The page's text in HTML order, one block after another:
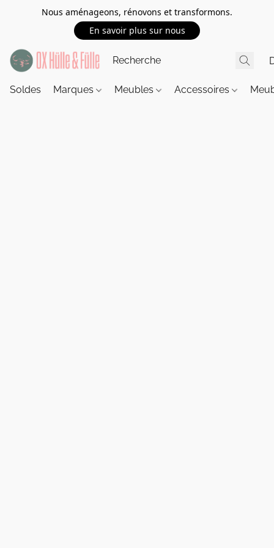
Nous aménageons, rénovons et transformons.
En savoir plus sur nous
Soldes Marques Meubles Accessoires